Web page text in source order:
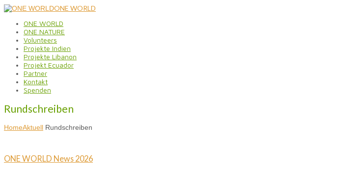
ONE WORLD
ONE WORLD
ONE NATURE
Volunteers
Projekte Indien
Projekte Libanon
Projekt Ecuador
Partner
Kontakt
Spenden
Rundschreiben
HomeAktuell Rundschreiben
ONE WORLD News 2026